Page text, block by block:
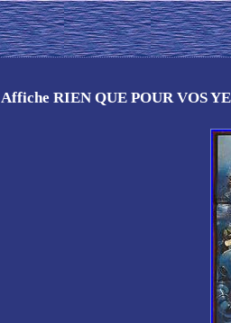
Affiche RIEN QUE POUR VOS